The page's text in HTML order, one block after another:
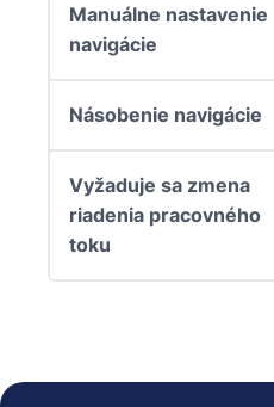
Manuálne nastavenie
navigácie
Násobenie navigácie
Vyžaduje sa zmena
riadenia pracovného
toku